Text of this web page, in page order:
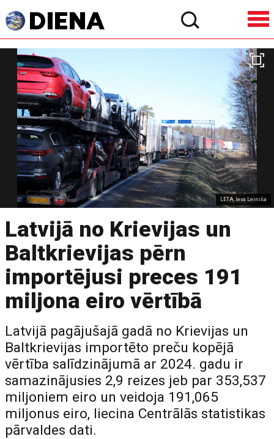
LETA, Ieva Leiniša
Latvijā no Krievijas un
Baltkrievijas pērn
importējusi preces 191
miljona eiro vērtībā
Latvijā pagājušajā gadā no Krievijas un
Baltkrievijas importēto preču kopējā
vērtība salīdzinājumā ar 2024. gadu ir
samazinājusies 2,9 reizes jeb par 353,537
miljoniem eiro un veidoja 191,065
miljonus eiro, liecina Centrālās statistikas
pārvaldes dati.